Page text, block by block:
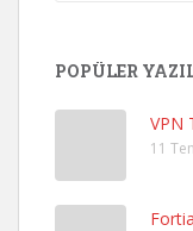
POPÜLER
VPN
11